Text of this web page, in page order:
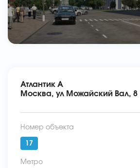
Атлантик А
Москва, ул Можайский Вал, 8
Номер объекта
17
Метро